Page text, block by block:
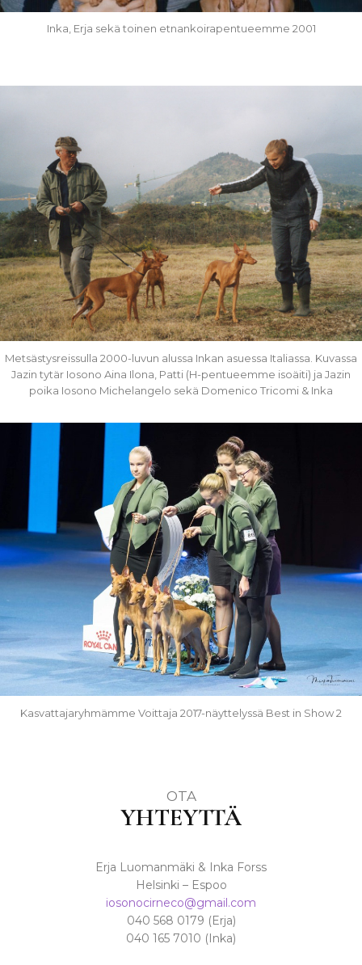
Inka, Erja sekä toinen etnankoirapentueemme 2001
Metsästysreissulla 2000-luvun alussa Inkan asuessa Italiassa. Kuvassa
Jazin tytär Iosono Aina Ilona, Patti (H-pentueemme isoäiti) ja Jazin
poika Iosono Michelangelo sekä Domenico Tricomi & Inka
Kasvattajaryhmämme Voittaja 2017-näyttelyssä Best in Show 2
OTA
YHTEYTTÄ
Erja Luomanmäki & Inka Forss
Helsinki – Espoo
iosonocirneco@gmail.com
040 568 0179 (Erja)
040 165 7010 (Inka)